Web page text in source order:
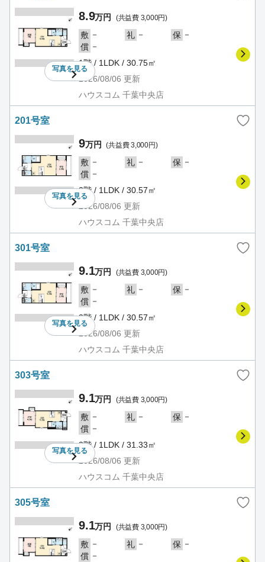
写真を見る
8.9万円 (共益費 3,000円)
敷 － 礼 － 保 －
償 －
1階 / 1LDK / 30.75㎡
2026/08/06 更新
ハウスコム 千葉中央店
201号室
写真を見る
9万円 (共益費 3,000円)
敷 － 礼 － 保 －
償 －
2階 / 1LDK / 30.57㎡
2026/08/06 更新
ハウスコム 千葉中央店
301号室
写真を見る
9.1万円 (共益費 3,000円)
敷 － 礼 － 保 －
償 －
3階 / 1LDK / 30.57㎡
2026/08/06 更新
ハウスコム 千葉中央店
303号室
写真を見る
9.1万円 (共益費 3,000円)
敷 － 礼 － 保 －
償 －
3階 / 1LDK / 31.33㎡
2026/08/06 更新
ハウスコム 千葉中央店
305号室
9.1万円 (共益費 3,000円)
敷 － 礼 － 保 －
償 －